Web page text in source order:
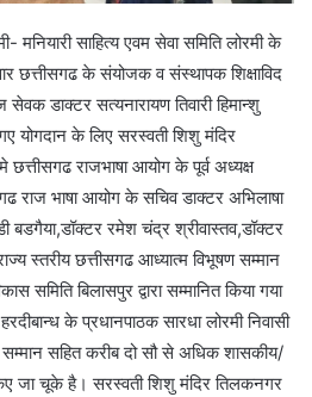
साहित्य एवम सेवा समिति लोरमी के
छत्तीसगढ के संयोजक व संस्थापक शिक्षाविद
डाक्टर सत्यनारायण तिवारी हिमान्शु
योगदान के लिए सरस्वती शिशु मंदिर
राजभाषा आयोग के पूर्व अध्यक्ष
राज भाषा आयोग के सचिव डाक्टर अभिलाषा
बडगैया,डॉक्टर रमेश चंद्र श्रीवास्तव,डॉक्टर
स्तरीय छत्तीसगढ आध्यात्म विभूषण सम्मान
समिति बिलासपुर द्वारा सम्मानित किया गया
के प्रधानपाठक सारधा लोरमी निवासी
सम्मान सहित करीब दो सौ से अधिक शासकीय/
जा चूके है। सरस्वती शिशु मंदिर तिलकनगर